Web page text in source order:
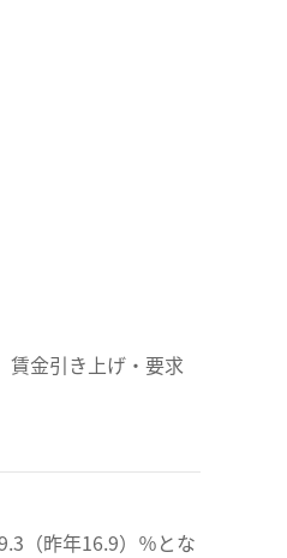
賃金引き上げ・要求
（昨年16.9）％とな